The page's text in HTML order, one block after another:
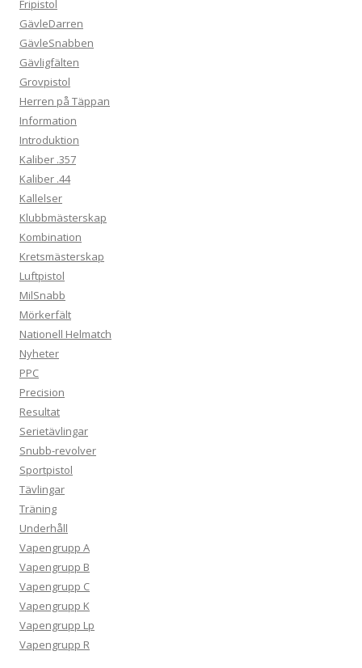
Fripistol
GävleDarren
GävleSnabben
Gävligfälten
Grovpistol
Herren på Täppan
Information
Introduktion
Kaliber .357
Kaliber .44
Kallelser
Klubbmästerskap
Kombination
Kretsmästerskap
Luftpistol
MilSnabb
Mörkerfält
Nationell Helmatch
Nyheter
PPC
Precision
Resultat
Serietävlingar
Snubb-revolver
Sportpistol
Tävlingar
Träning
Underhåll
Vapengrupp A
Vapengrupp B
Vapengrupp C
Vapengrupp K
Vapengrupp Lp
Vapengrupp R